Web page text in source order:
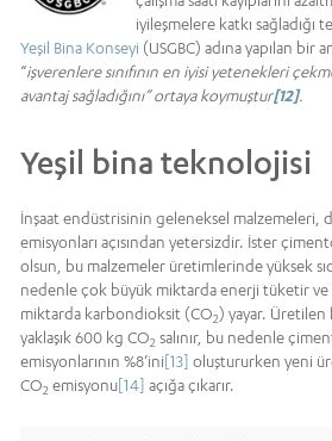
iyileşmelere katkı sağladığı
Yeşil Bina Konseyi (USGBC) adına yapılan bir
“işverenlere sınıfının en iyisi yetenekleri
avantaj sağladığını” ortaya koymuştur[12].
Yeşil bina teknolojisi
İnşaat endüstrisinin geleneksel malzemeleri,
emisyonları açısından yetersizdir. İster
olsun, bu malzemeler üretimlerinde yüksek
nedenle çok büyük miktarda enerji tüketir ve
miktarda karbondioksit (CO2) yayar.
yaklaşık 600 kg CO2 salınır, bu nedenle
emisyonlarının %8’ini[13] oluştururken yeni
CO2 emisyonu[14] açığa çıkarır.